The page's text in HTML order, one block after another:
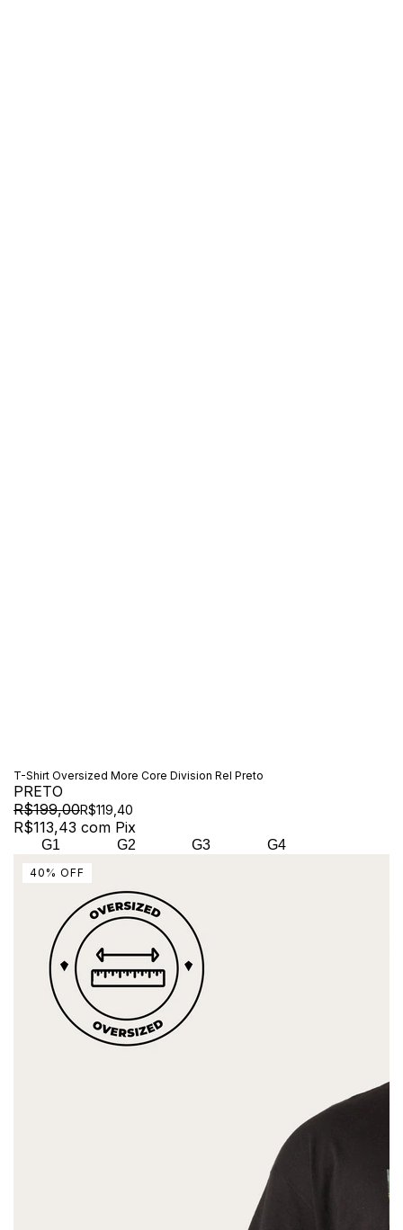
T-Shirt Oversized More Core Division Rel Preto
PRETO
R$199,00R$119,40
R$113,43 com Pix
G1 G2 G3 G4
40 % OFF